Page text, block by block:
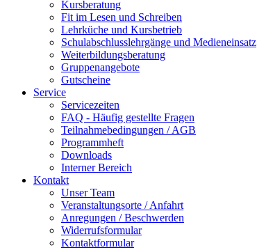
Kursberatung
Fit im Lesen und Schreiben
Lehrküche und Kursbetrieb
Schulabschlusslehrgänge und Medieneinsatz
Weiterbildungsberatung
Gruppenangebote
Gutscheine
Service
Servicezeiten
FAQ - Häufig gestellte Fragen
Teilnahmebedingungen / AGB
Programmheft
Downloads
Interner Bereich
Kontakt
Unser Team
Veranstaltungsorte / Anfahrt
Anregungen / Beschwerden
Widerrufsformular
Kontaktformular